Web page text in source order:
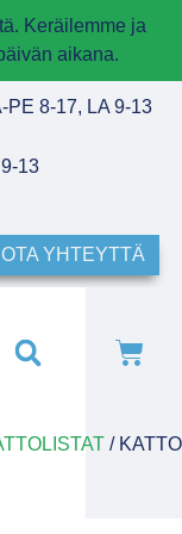
Keräilemme ja
aikana.
PE 8-17, LA 9-13
13
YHTEYTTÄ
/